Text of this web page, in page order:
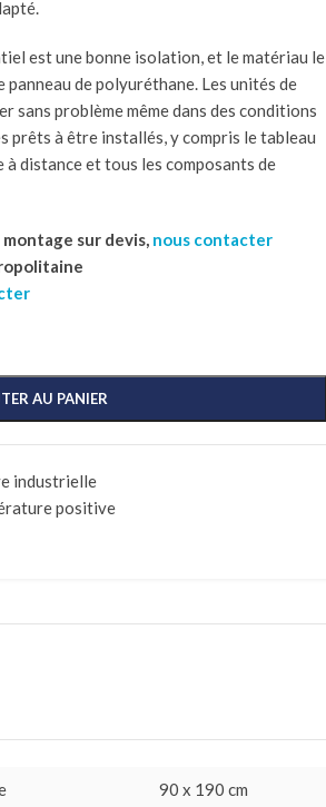
est une bonne isolation, et le matériau le
de polyuréthane. Les unités de
problème même dans des conditions
prêts à être installés, y compris le tableau
à distance et tous les composants de
sur devis, nous contacter
AU PANIER
industrielle
positive
90 x 190 cm